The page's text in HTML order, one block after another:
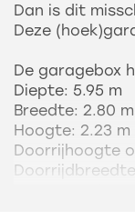
Dan is dit
Deze
De garagebox
Diepte: 5.95 m
Breedte: 2.80 m
Hoogte: 2.23 m
Doorrijhoogte
Doorrijdbreedte